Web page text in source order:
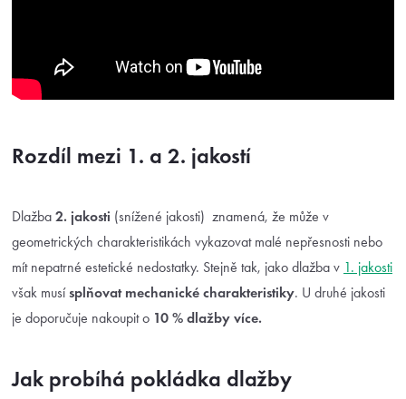
Rozdíl mezi 1. a 2. jakostí
Dlažba 2. jakosti (snížené jakosti) znamená, že může v
geometrických charakteristikách vykazovat malé nepřesnosti nebo
mít nepatrné estetické nedostatky. Stejně tak, jako dlažba v 1. jakosti
však musísplňovat mechanické charakteristiky. U druhé jakosti
je doporučuje nakoupit o 10 % dlažby více.
Jak probíhá pokládka dlažby